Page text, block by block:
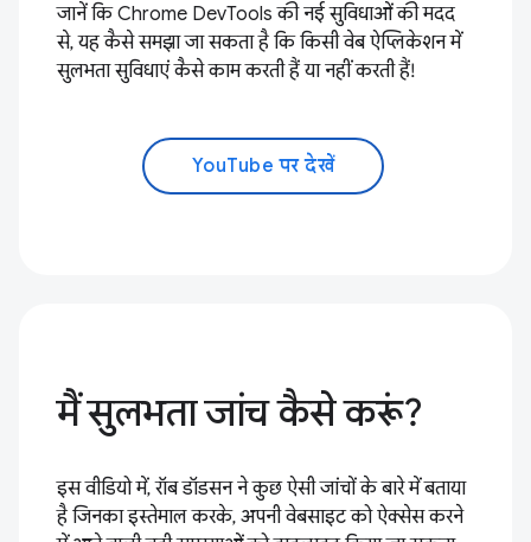
जानें कि Chrome DevTools की नई सुविधाओं की मदद
से, यह कैसे समझा जा सकता है कि किसी वेब ऐप्लिकेशन में
सुलभता सुविधाएं कैसे काम करती हैं या नहीं करती हैं!
YouTube पर देखें
मैं सुलभता जांच कैसे करूं?
इस वीडियो में, रॉब डॉडसन ने कुछ ऐसी जांचों के बारे में बताया
है जिनका इस्तेमाल करके, अपनी वेबसाइट को ऐक्सेस करने